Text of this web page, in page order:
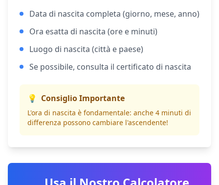
Data di nascita completa (giorno, mese, anno)
Ora esatta di nascita (ore e minuti)
Luogo di nascita (città e paese)
Se possibile, consulta il certificato di nascita
💡 Consiglio Importante
L'ora di nascita è fondamentale: anche 4 minuti di
differenza possono cambiare l'ascendente!